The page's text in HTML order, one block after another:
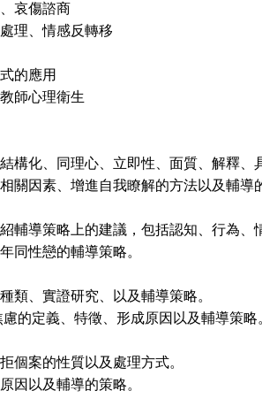
哀傷諮商
理、情感反轉移
的應用
師心理衛生
構化、同理心、立即性、面質、解釋、
關因素、增進自我瞭解的方法以及輔導
輔導策略上的建議，包括認知、行為、
同性戀的輔導策略。
類、實證研究、以及輔導策略。
的定義、特徵、形成原因以及輔導策略
個案的性質以及處理方式。
因以及輔導的策略。